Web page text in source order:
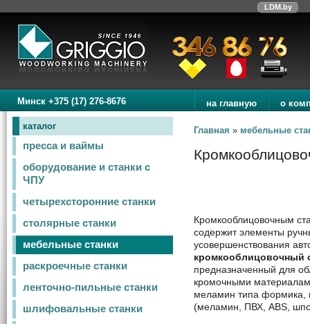
LDM.by
Минск +375 (17) 276-8676 на главную о
каталог
пресса и ваймы
оборудование и станки с
ЧПУ
четырехсторонние станки
столярные станки
мебельные станки
раскроечные станки
ленточно-пильные станки
шлифовальные станки
Главная » мебельные
Кромкооблицовочным
содержит элементы
усовершенствования
кромкооблицовочный
предназначенный для
кромочными
меламин типа формика,
(меламин, ПВХ, ABS,